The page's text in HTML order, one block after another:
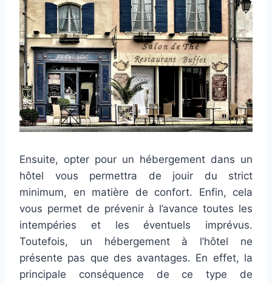
Ensuite, opter pour un hébergement dans un
hôtel vous permettra de jouir du strict
minimum, en matière de confort. Enfin, cela
vous permet de prévenir à l’avance toutes les
intempéries et les éventuels imprévus.
Toutefois, un hébergement à l’hôtel ne
présente pas que des avantages. En effet, la
principale conséquence de ce type de